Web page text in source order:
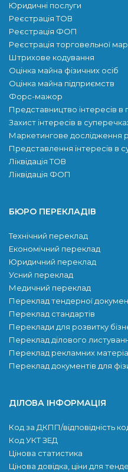
Юридичні послуги
Реєстрація ТОВ
Реєстрація ФОП
Реєстрація торговельної
Штрихове кодування
Оцінка майна фізичних осіб
Оцінка майна підприємств
Форс-мажор
Представництво інтересів в
Захист інтересів в
Маркетингове дослідження
Представлення інтересів в
Ліквідація ТОВ
Ліквідація ФОП
БЮРО ПЕРЕКЛАДІВ
Технічний переклад
Економічний переклад
Юридичний переклад
Усний переклад
Медичний переклад
Переклад тендерної
Переклад стандартів
Переклади для розвитку
Переклад ділового
Переклад рекламних
Переклад документів для
ДІЛОВА ІНФОРМАЦІЯ
Код за ДКПП/відповідність
Код УКТ ЗЕД
Цінова статистика
Цінова довідка, ціни для